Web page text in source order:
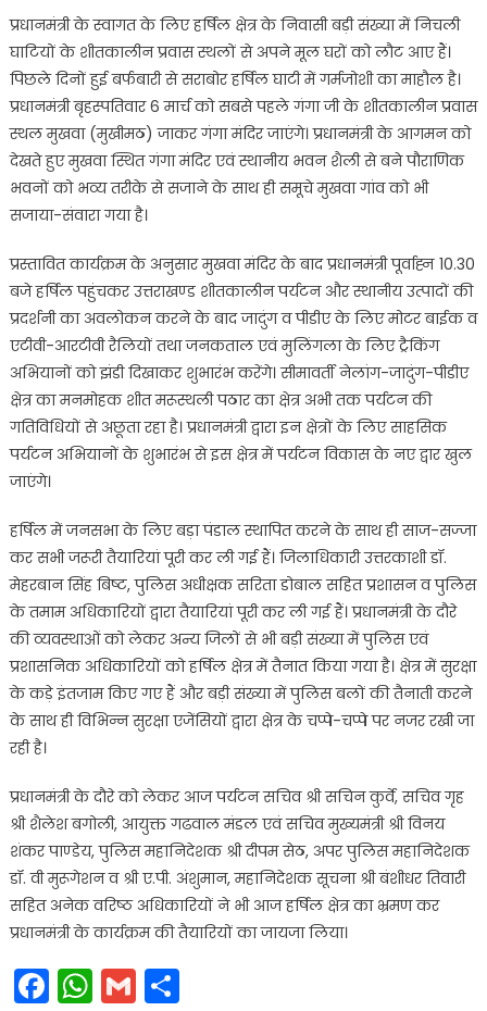
प्रधानमंत्री के स्वागत के लिए हर्षिल क्षेत्र के निवासी बड़ी संख्या में निचली
घाटियों के शीतकालीन प्रवास स्थलों से अपने मूल घरों को लौट आए हैं।
पिछले दिनों हुई बर्फबारी से सराबोर हर्षिल घाटी में गर्मजोशी का माहौल है।
प्रधानमंत्री बृहस्पतिवार 6 मार्च को सबसे पहले गंगा जी के शीतकालीन प्रवास
स्थल मुखवा (मुखीमठ) जाकर गंगा मंदिर जाएंगे। प्रधानमंत्री के आगमन को
देखते हुए मुखवा स्थित गंगा मंदिर एवं स्थानीय भवन शैली से बने पौराणिक
भवनों को भव्य तरीके से सजाने के साथ ही समूचे मुखवा गांव को भी
सजाया-संवारा गया है।
प्रस्तावित कार्यक्रम के अनुसार मुखवा मंदिर के बाद प्रधानमंत्री पूर्वाह्न 10.30
बजे हर्षिल पहुंचकर उत्तराखण्ड शीतकालीन पर्यटन और स्थानीय उत्पादों की
प्रदर्शनी का अवलोकन करने के बाद जादुंग व पीडीए के लिए मोटर बाईक व
एटीवी-आरटीवी रैलियों तथा जनकताल एवं मुलिंगला के लिए ट्रैकिंग
अभियानों को झंडी दिखाकर शुभारंभ करेंगे। सीमावर्ती नेलांग-जादुंग-पीडीए
क्षेत्र का मनमोहक शीत मरूस्थली पठार का क्षेत्र अभी तक पर्यटन की
गतिविधियों से अछूता रहा है। प्रधानमंत्री द्वारा इन क्षेत्रों के लिए साहसिक
पर्यटन अभियानों के शुभारंभ से इस क्षेत्र में पर्यटन विकास के नए द्वार खुल
जाएंगे।
हर्षिल में जनसभा के लिए बड़ा पंडाल स्थापित करने के साथ ही साज-सज्जा
कर सभी जरूरी तैयारियां पूरी कर ली गई हैं। जिलाधिकारी उत्तरकाशी डॉ.
मेहरबान सिंह बिष्ट, पुलिस अधीक्षक सरिता डोबाल सहित प्रशासन व पुलिस
के तमाम अधिकारियों द्वारा तैयारियां पूरी कर ली गई हैं। प्रधानमंत्री के दौरे
की व्यवस्थाओं को लेकर अन्य जिलों से भी बड़ी संख्या में पुलिस एवं
प्रशासनिक अधिकारियों को हर्षिल क्षेत्र में तैनात किया गया है। क्षेत्र में सुरक्षा
के कड़े इंतजाम किए गए हैं और बड़ी संख्या में पुलिस बलों की तैनाती करने
के साथ ही विभिन्न सुरक्षा एजेंसियों द्वारा क्षेत्र के चप्पे-चप्पे पर नजर रखी जा
रही है।
प्रधानमंत्री के दौरे को लेकर आज पर्यटन सचिव श्री सचिन कुर्वे, सचिव गृह
श्री शैलेश बगोली, आयुक्त गढवाल मंडल एवं सचिव मुख्यमंत्री श्री विनय
शंकर पाण्डेय, पुलिस महानिदेशक श्री दीपम सेठ, अपर पुलिस महानिदेशक
डॉ. वी मुरूगेशन व श्री ए.पी. अंशुमान, महानिदेशक सूचना श्री बंशीधर तिवारी
सहित अनेक वरिष्ठ अधिकारियों ने भी आज हर्षिल क्षेत्र का भ्रमण कर
प्रधानमंत्री के कार्यक्रम की तैयारियों का जायजा लिया।
Facebook
WhatsApp
GmailShare